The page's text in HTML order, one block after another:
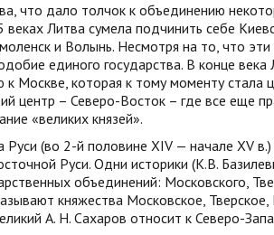
что дало толчок к объединению
веках Литва сумела подчинить себе
и Волынь. Несмотря на то, что
единого государства. В конце века
Москве, которая к тому моменту стала
центр – Северо-Восток – где все еще
«великих князей».
(во 2-й половине XIV — начале XV
Руси. Одни историки (К.В.
объединений: Московского,
княжества Московское, Тверское,
А. Н. Сахаров относит к Северо-